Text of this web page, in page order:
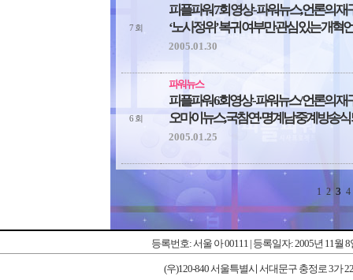
7 회
피플파워 7회 영상 - 파워뉴스, 언론의 재
‘노사정위’ 복귀 여부만 관심 있는 개혁
2005.01.30
6 회
파워뉴스
피플파워 6회영상 - 파워뉴스/ 언론의 재
오마이뉴스, 국참연·명계남 중계방송식
2005.01.25
1 2 3 4
등록번호: 서울 아 00111 | 등록일자: 2005년 11월
(우)120-840 서울특별시 서대문구 충정로 3가